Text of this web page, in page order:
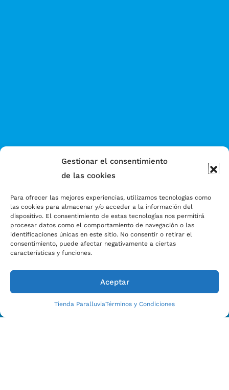
Gestionar el consentimiento
de las cookies
Para ofrecer las mejores experiencias, utilizamos tecnologías como
las cookies para almacenar y/o acceder a la información del
dispositivo. El consentimiento de estas tecnologías nos permitirá
procesar datos como el comportamiento de navegación o las
identificaciones únicas en este sitio. No consentir o retirar el
consentimiento, puede afectar negativamente a ciertas
características y funciones.
Aceptar
Tienda ParalluviaTérminos y Condiciones
Estamos Para Ayudarle
CONTACTO CON NOSOTROS HOY